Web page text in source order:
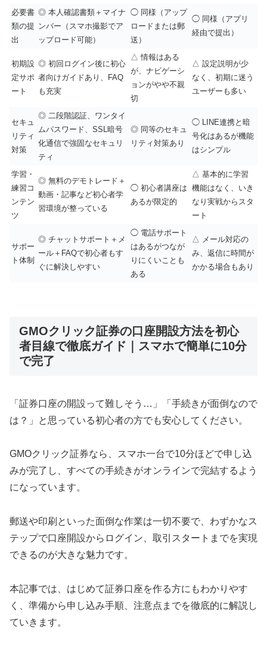
必要書
類の提
出
◎ 本人確認書類＋マイナ
ンバー（スマホ撮影でア
ップロード可能）
◯ 同様（アップ
ロードまたは郵
送）
◯ 同様（アプリ
経由で提出）
初期設
定サポ
ート
◎ 初回ログイン後に初心
者向けガイドあり、FAQ
も充実
△ 情報はある
が、ナビゲーシ
ョンがやや不親
切
△ 設定説明が少
なく、初期に迷う
ユーザーも多い
セキュ
リティ
対策
◎ 二段階認証、ワンタイ
ムパスワード、SSL暗号
化通信で強固なセキュリ
ティ
◎ 同等のセキュ
リティ対策あり
◯ LINE連携と暗
号化はあるが機能
はシンプル
学習・
練習コ
ンテン
ツ
◎ 無料のデモトレード＋
動画・記事など初心者学
習環境が整っている
◯ 初心者講座は
あるが限定的
△ 基本的に学習
機能はなく、いき
なり実戦からスタ
ート
サポー
ト体制
◎ チャットサポート＋メ
ール＋FAQで初心者もす
ぐに解決しやすい
◯ 電話サポート
はあるがつなが
りにくいことも
ある
△ メール対応の
み、返信に時間が
かかる場合もあり
GMOクリック証券の口座開設方法を初心
者目線で徹底ガイド｜スマホで簡単に10分
で完了
「証券口座の開設って難しそう…」「手続きが面倒なので
は？」と思っている初心者の方でも安心してください。
GMOクリック証券なら、スマホ一台で10分ほどで申し込
みが完了し、すべての手続きがオンラインで完結するよう
になっています。
郵送や印刷といった面倒な作業は一切不要で、わずかなス
テップで口座開設からログイン、取引スタートまでを実現
できるのが大きな魅力です。
本記事では、はじめて証券口座を作る方にもわかりやす
く、準備から申し込み手順、注意点までを徹底的に解説し
ていきます。